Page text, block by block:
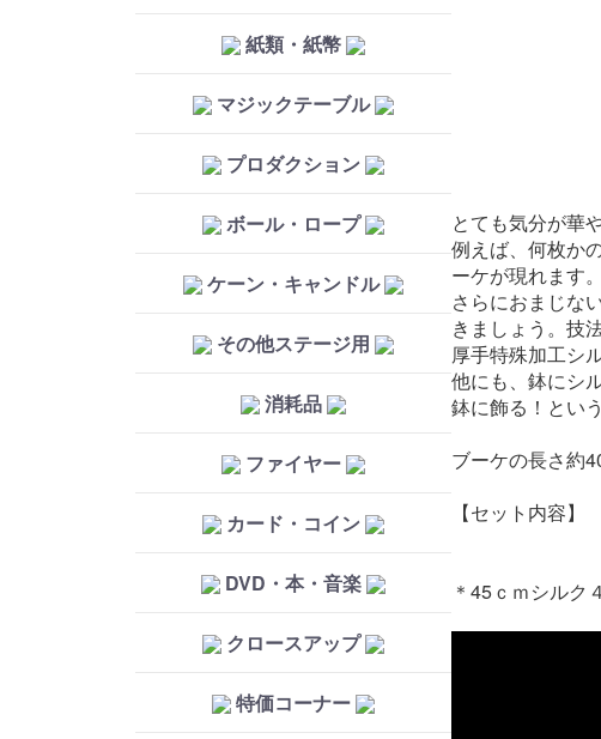
紙類・紙幣
マジックテーブル
プロダクション
ボール・ロープ
ケーン・キャンドル
その他ステージ用
消耗品
ファイヤー
カード・コイン
DVD・本・音楽
クロースアップ
特価コーナー
とても気分が華
例えば、何枚か
ーケが現れます
さらにおまじな
きましょう。技
厚手特殊加工シ
他にも、鉢にシ
鉢に飾る！とい
ブーケの長さ約
【セット内容
・解
＊45ｃｍシルク